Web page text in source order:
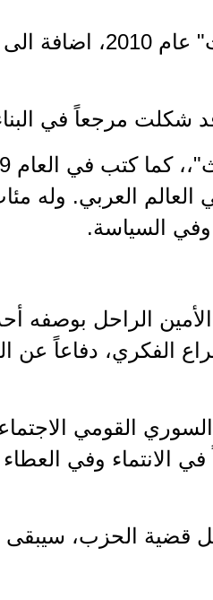
منح رتبة الآمانة عام
شكلت مرجعاً في
العربي. وله
وفي السياسة.
الراحل بوصفه
الفكري، دفاعاً عن
القومي
الانتماء وفي
قضية الحزب،